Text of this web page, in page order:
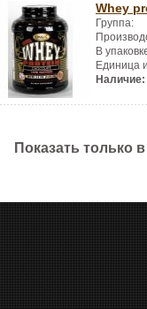
Whey
Группа:
В
Единица
Наличие:
Показать только